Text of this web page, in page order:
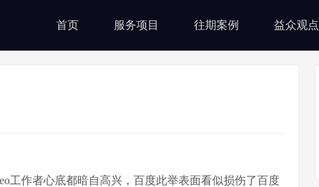
首页 服务项目 往期案例 益众观点
工作者心底都暗自高兴，百度此举表面看似损伤了百度